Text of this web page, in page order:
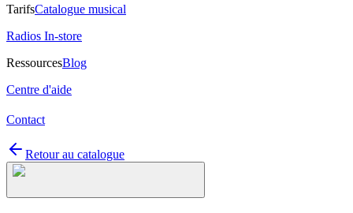
TarifsCatalogue musical
Radios In-store
RessourcesBlog
Centre d'aide
Contact
Retour au catalogue